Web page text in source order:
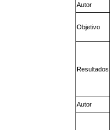
Autor
Objetivo
Resultados
Autor